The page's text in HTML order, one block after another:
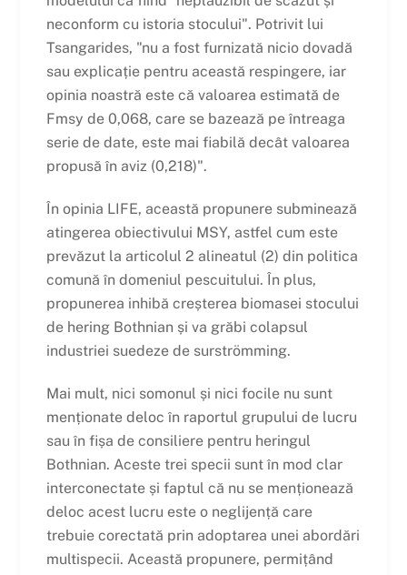
neconform cu istoria stocului". Potrivit lui
Tsangarides, "nu a fost furnizată nicio dovadă
sau explicație pentru această respingere, iar
opinia noastră este că valoarea estimată de
Fmsy de 0,068, care se bazează pe întreaga
serie de date, este mai fiabilă decât valoarea
propusă în aviz (0,218)".
În opinia LIFE, această propunere subminează
atingerea obiectivului MSY, astfel cum este
prevăzut la articolul 2 alineatul (2) din politica
comună în domeniul pescuitului. În plus,
propunerea inhibă creșterea biomasei stocului
de hering Bothnian și va grăbi colapsul
industriei suedeze de surströmming.
Mai mult, nici somonul și nici focile nu sunt
menționate deloc în raportul grupului de lucru
sau în fișa de consiliere pentru heringul
Bothnian. Aceste trei specii sunt în mod clar
interconectate și faptul că nu se menționează
deloc acest lucru este o neglijență care
trebuie corectată prin adoptarea unei abordări
multispecii. Această propunere, permițând